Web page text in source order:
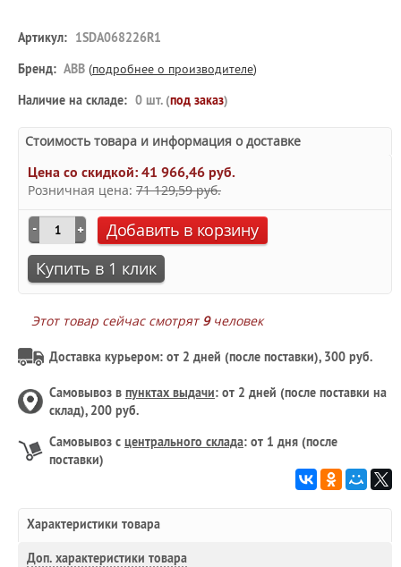
Артикул: 1SDA068226R1
Бренд: ABB (подробнее о производителе)
Наличие на складе: 0 шт. (под заказ)
Стоимость товара и информация о доставке
Цена со скидкой:41 966,46 руб.
Розничная цена: 71 129,59 руб.
Добавить в корзину
Купить в 1 клик
Этот товар сейчас смотрят 9человек
Доставка курьером: от 2 дней (после поставки), 300 руб.
Самовывоз в пунктах выдачи: от 2 дней (после поставки на
склад), 200 руб.
Самовывоз с центрального склада: от 1 дня (после
поставки)
Характеристики товара
Доп. характеристики товара